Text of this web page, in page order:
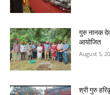
गुरु नानक देव
आयोजित
August 5,
श्री गुरु